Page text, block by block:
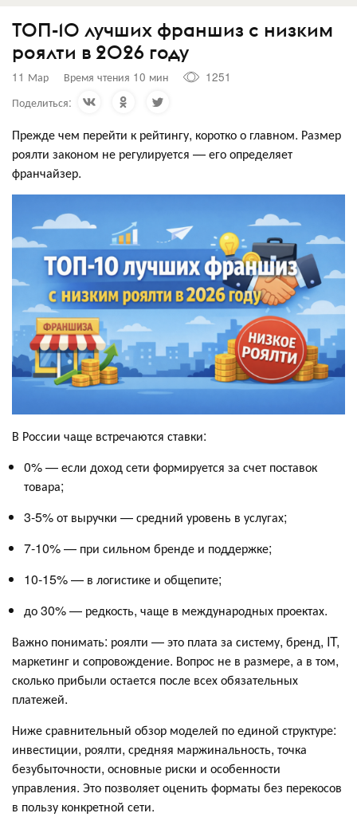
ТОП-10 лучших франшиз с низким
роялти в 2026 году
11 Мар Время чтения 10 мин
1251
Поделиться:
Прежде чем перейти к рейтингу, коротко о главном. Размер
роялти законом не регулируется — его определяет
франчайзер.
В России чаще встречаются ставки:
0% — если доход сети формируется за счет поставок
товара;
3-5% от выручки — средний уровень в услугах;
7-10% — при сильном бренде и поддержке;
10-15% — в логистике и общепите;
до 30% — редкость, чаще в международных проектах.
Важно понимать: роялти — это плата за систему, бренд, IT,
маркетинг и сопровождение. Вопрос не в размере, а в том,
сколько прибыли остается после всех обязательных
платежей.
Ниже сравнительный обзор моделей по единой структуре:
инвестиции, роялти, средняя маржинальность, точка
безубыточности, основные риски и особенности
управления. Это позволяет оценить форматы без перекосов
в пользу конкретной сети.